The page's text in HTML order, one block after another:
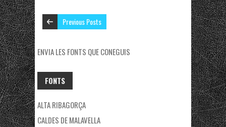
Previous Posts
ENVIA LES FONTS QUE CONEGUIS
FONTS
ALTA RIBAGORÇA
CALDES DE MALAVELLA